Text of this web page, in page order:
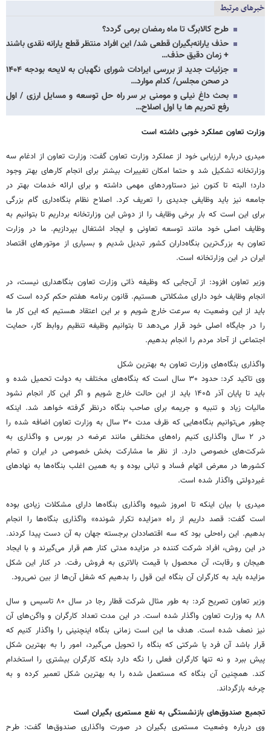
خبرهای مرتبط
طرح کالابرگ تا ماه رمضان برمی گردد؟
حذف یارانه‌بگیران قطعی شد/ این افراد منتظر قطع یارانه‌ نقدی باشند
+ زمان دقیق حذف…
جزئیات جدید از بررسی ایرادات شورای نگهبان به لایحه بودجه ۱۴۰۴
در صحن مجلس/ کدام موارد…
بحث داغ نیلی و مومنی بر سر راه حل توسعه و مسایل ارزی / اول
رفع تحریم ها یا اول اصلاح…
وزارت تعاون عملکرد خوبی داشته است
میدری درباره ارزیابی خود از عملکرد وزارت تعاون گفت: وزارت تعاون از ادغام سه
وزارتخانه تشکیل شد و حتما امکان تغییرات بیشتر برای انجام کارهای بهتر وجود
دارد؛ البته تا کنون نیز دستاوردهای مهمی داشته و برای ارائه خدمات بهتر در
جامعه نیز باید وظایفی جدیدی را تعریف کرد. اصلاح نظام بنگاه‌داری گام بزرگی
برای این است که بار برخی وظایف را از دوش این وزارتخانه برداریم تا بتوانیم به
وظایف اصلی خود مانند توسعه تعاونی و ایجاد اشتغال بپردازیم. ما در وزارت
تعاون به بزرگ‌ترین بنگاه‌داران کشور تبدیل شدیم و بسیاری از موتورهای اقتصاد
ایران در این وزارتخانه است.
وزیر تعاون افزود: از آن‌جایی که وظیفه ذاتی وزارت تعاون بنگاهداری نیست، در
انجام وظایف خود دارای مشکلاتی هستیم. قانون برنامه هفتم حکم کرده است که
باید از این وضعیت به سرعت خارج شویم و بر این اعتقاد هستیم که این کار ما
را در جایگاه اصلی خود قرار می‌دهد تا بتوانیم وظیفه تنظیم روابط کار، حمایت
اجتماعی از آحاد مردم را انجام بدهیم.
واگذاری بنگاه‌های وزارت تعاون به بهترین شکل
وی تاکید کرد: حدود ۳۰ سال است که بنگاه‌های مختلف به دولت تحمیل شده و
باید تا پایان آذر ۱۴۰۵ باید از این حالت خارج شویم و اگر این کار انجام نشود
مالیات‌ زیاد و تنبیه و جریمه برای صاحب بنگاه درنظر گرفته خواهد شد. اینکه
چطور می‌توانیم بنگاه‌هایی که ظرف مدت ۳۰ سال به وزارت تعاون اضافه شده را
در ۲ سال واگذاری کنیم راه‌های مختلفی مانند عرضه در بورس و واگذاری به
شرکت‌های خصوصی دارد. از نظر ما مشارکت بخش خصوصی در ایران و تمام
کشورها در معرض اتهام فساد و تبانی بوده و به همین اغلب بنگاه‌ها به نهادهای
غیردولتی واگذار شده است.
میدری با بیان اینکه تا امروز شیوه واگذاری بنگاه‌ها دارای مشکلات زیادی بوده
‌است گفت: قصد داریم از راه «مزایده تکرار شونده» واگذاری بنگاه‌ها را انجام
بدهیم. این راه‌حلی بود که سه اقتصاددان برجسته جهان به آن دست پیدا کردند.
در این روش، افراد شرکت کننده در مزایده مدتی کنار هم قرار می‌گیرند و با ایجاد
هیجان و رقابت، آن محصول با قیمت بالاتری به فروش رفت. در کنار این شکل
مزایده باید به کارگران آن بنگاه این قول را بدهیم که شغل آن‌ها از بین نمی‌رود.
وزیر تعاون تصریح کرد: به طور مثال شرکت قطار رجا در سال ۸۰ تاسیس و سال
۸۸ به وزارت تعاون واگذار شده است. در این مدت تعداد کارگران و واگن‌های آن
نیز نصف شده است. هدف ما این است زمانی بنگاه اینچنینی را واگذار کنیم که
قرار باشد آن فرد یا شرکتی که بنگاه را تحویل می‌گیرد، امور را به بهترین شکل
پیش ببرد و نه تنها کارگران فعلی را نگه دارد بلکه کارگران بیشتری را استخدام
کند. همچنین آن بنگاه‌ که مستعمل شده را به بهترین شکل تعمیر کرده و به
چرخه بازگرداند.
تجمیع صندوق‌های بازنشستگی به نفع مستمری بگیران است
وی درباره وضعیت مستمری بگیران در صورت واگذاری صندوق‌ها گفت: طرح